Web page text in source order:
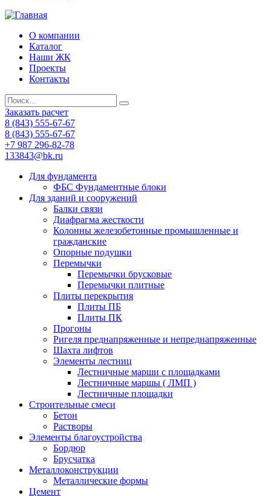
О компании
Каталог
Наши ЖК
Проекты
Контакты
Заказать расчет
8 (843) 555-67-67
8 (843) 555-67-67
+7 987 296-82-78
133843@bk.ru
Для фундамента
ФБС Фундаментные блоки
Для зданий и сооружений
Балки связи
Диафрагма жесткости
Колонны железобетонные промышленные и
гражданские
Опорные подушки
Перемычки
Перемычки брусковые
Перемычки плитные
Плиты перекрытия
Плиты ПБ
Плиты ПК
Прогоны
Ригеля преднапряженные и непреднапряженные
Шахта лифтов
Элементы лестниц
Лестничные марши с площадками
Лестничные маршы ( ЛМП )
Лестничные площадки
Строительные смеси
Бетон
Растворы
Элементы благоустройства
Бордюр
Брусчатка
Металлоконструкции
Металлические формы
Цемент